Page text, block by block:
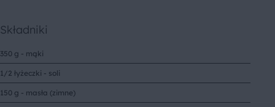
Składniki
350 g - mąki
1/2 łyżeczki - soli
150 g - masła (zimne)